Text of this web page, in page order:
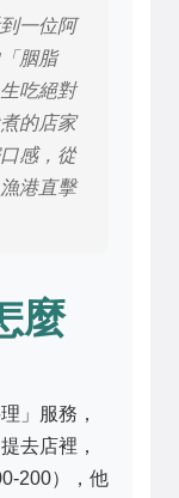
一位阿
胭脂
吃絕對
的店家
感，從
港直擊
麼
」服務，
去店裡，
200），他